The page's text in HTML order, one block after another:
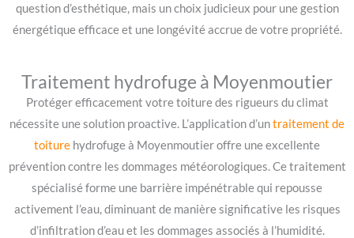
question d’esthétique, mais un choix judicieux pour une gestion
énergétique efficace et une longévité accrue de votre propriété.
Traitement hydrofuge à Moyenmoutier
Protéger efficacement votre toiture des rigueurs du climat
nécessite une solution proactive. L’application d’untraitement de
toiture hydrofuge à Moyenmoutier offre une excellente
prévention contre les dommages météorologiques. Ce traitement
spécialisé forme une barrière impénétrable qui repousse
activement l’eau, diminuant de manière significative les risques
d’infiltration d’eau et les dommages associés à l’humidité.